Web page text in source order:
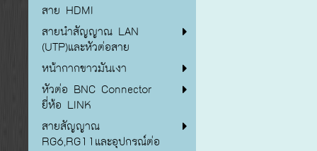
สาย HDMI
สายนำสัญญาณ LAN
(UTP)และหัวต่อสาย
หน้ากากขาวมันเงา
หัวต่อ BNC Connector
ยี่ห้อ LINK
สายสัญญาณ
RG6,RG11และอุปกรณ์ต่อ